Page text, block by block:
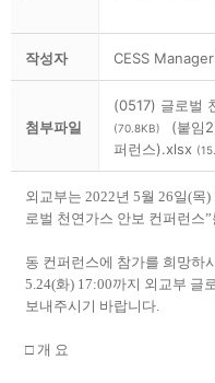
작성자 CESS Manager
첨부파일
(0517) 글로벌
(70.8KB)
(붙임
퍼런스).xlsx
외교부는 2022년 5월 26일(목
로벌 천연가스 안보 컨퍼런스
동 컨퍼런스에 참가를 희망하
5.24(화) 17:00까지 외교부 글
보내주시기 바랍니다.
□ 개 요